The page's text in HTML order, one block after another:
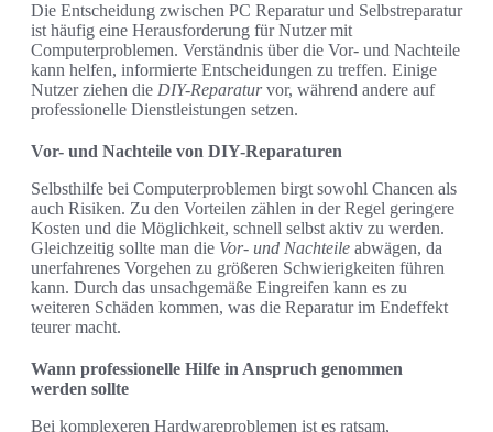
Die Entscheidung zwischen PC Reparatur und Selbstreparatur
ist häufig eine Herausforderung für Nutzer mit
Computerproblemen. Verständnis über die Vor- und Nachteile
kann helfen, informierte Entscheidungen zu treffen. Einige
Nutzer ziehen die DIY-Reparaturvor, während andere auf
professionelle Dienstleistungen setzen.
Vor- und Nachteile von DIY-Reparaturen
Selbsthilfe bei Computerproblemen birgt sowohl Chancen als
auch Risiken. Zu den Vorteilen zählen in der Regel geringere
Kosten und die Möglichkeit, schnell selbst aktiv zu werden.
Gleichzeitig sollte man die Vor- und Nachteile abwägen, da
unerfahrenes Vorgehen zu größeren Schwierigkeiten führen
kann. Durch das unsachgemäße Eingreifen kann es zu
weiteren Schäden kommen, was die Reparatur im Endeffekt
teurer macht.
Wann professionelle Hilfe in Anspruch genommen
werden sollte
Bei komplexeren Hardwareproblemen ist es ratsam,